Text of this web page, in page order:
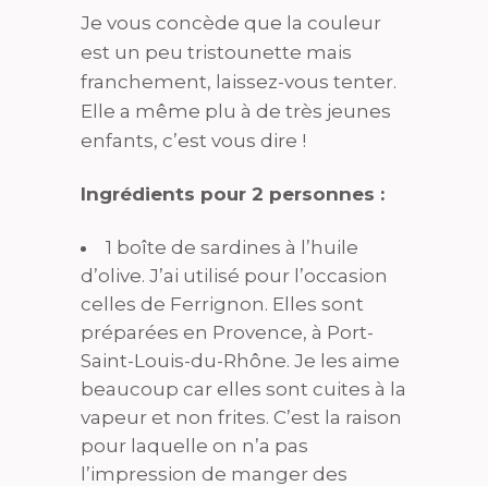
Je vous concède que la couleur
est un peu tristounette mais
franchement, laissez-vous tenter.
Elle a même plu à de très jeunes
enfants, c’est vous dire !
Ingrédients pour 2 personnes :
1 boîte de sardines à l’huile
d’olive. J’ai utilisé pour l’occasion
celles de Ferrignon. Elles sont
préparées en Provence, à Port-
Saint-Louis-du-Rhône. Je les aime
beaucoup car elles sont cuites à la
vapeur et non frites. C’est la raison
pour laquelle on n’a pas
l’impression de manger des